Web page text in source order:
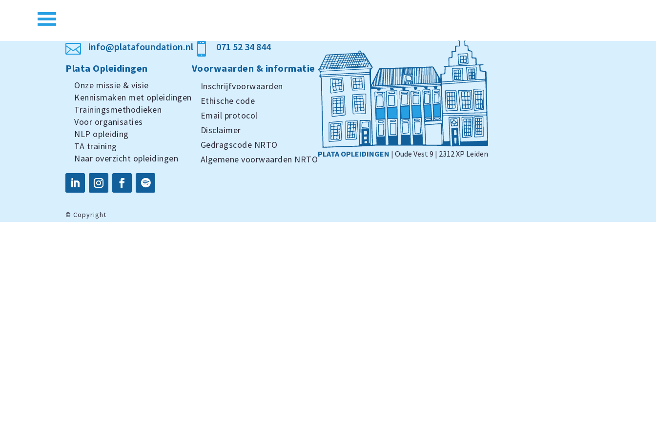
 info@platafoundation.nl 
071 52 34 844
Plata Opleidingen
Onze missie & visie
Kennismaken met opleidingen
Trainingsmethodieken
Voor organisaties
NLP opleiding
TA training
Naar overzicht opleidingen
Voorwaarden & informatie
Inschrijfvoorwaarden
Ethische code
Email protocol
Disclaimer
Gedragscode NRTO
Algemene voorwaarden NRTO
PLATA OPLEIDINGEN | Oude Vest 9 | 2312 XP Leiden
©Copyright